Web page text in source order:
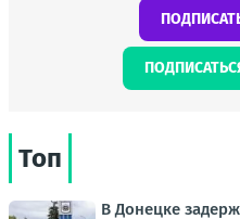
Топ
В Донецке